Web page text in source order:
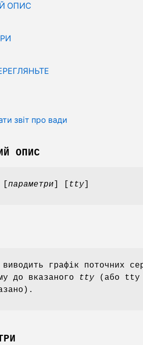
ОПИС
звіт про вади
ОПИС
параметри tty
виводить графік поточних
до вказаного
tty (або tty